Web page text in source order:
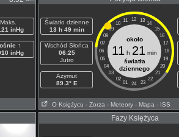
Maks.
inHg
↑
inHg
Światło dzienne
13 h 49 min
Wschód Słońca
06:25
Jutro
Azymut
89.3° E
12
11 13
10
14
09
15
08
16
07
17
06
18
05
19
04
20
03
21
02
22
01 23
24
około
11 h 21 min
światła
dziennego
O Księżycu - Zorza - Meteory - Mapa - ISS
Fazy Księżyca